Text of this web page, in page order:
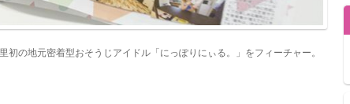
の地元密着型おそうじアイドル「にっぽりにぃる。」をフィーチャー。